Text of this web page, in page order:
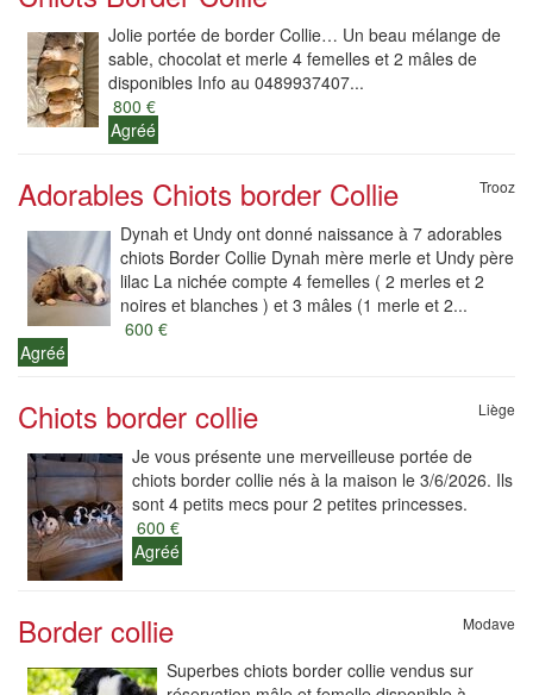
Jolie portée de border Collie… Un beau mélange de
sable, chocolat et merle 4 femelles et 2 mâles de
disponibles Info au 0489937407...
800 €
Agréé
Adorables Chiots border Collie Trooz
Dynah et Undy ont donné naissance à 7 adorables
chiots Border Collie Dynah mère merle et Undy père
lilac La nichée compte 4 femelles ( 2 merles et 2
noires et blanches ) et 3 mâles (1 merle et 2...
600 €
Agréé
Chiots border collie Liège
Je vous présente une merveilleuse portée de
chiots border collie nés à la maison le 3/6/2026. Ils
sont 4 petits mecs pour 2 petites princesses.
600 €
Agréé
Border collie Modave
Superbes chiots border collie vendus sur